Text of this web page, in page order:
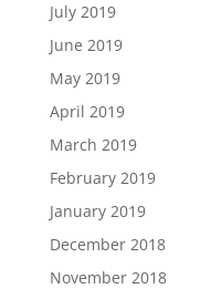
July 2019
June 2019
May 2019
April 2019
March 2019
February 2019
January 2019
December 2018
November 2018